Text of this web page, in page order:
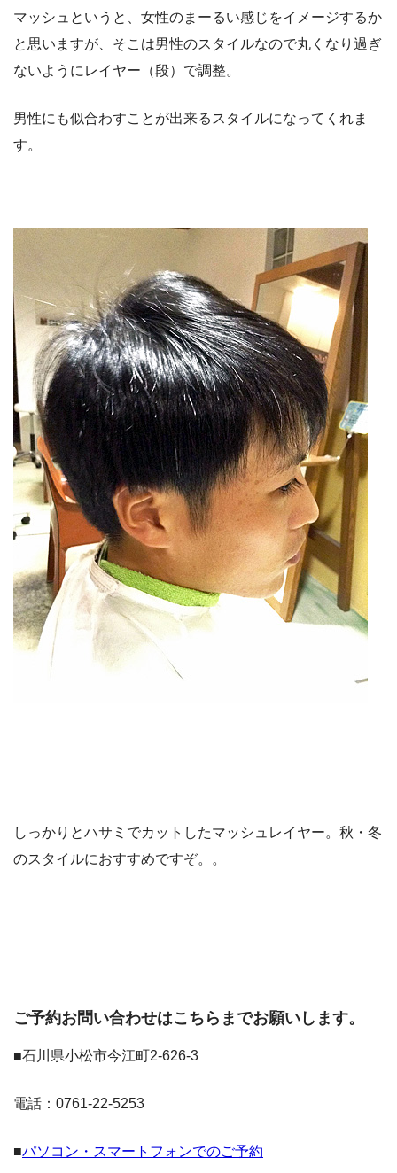
マッシュというと、女性のまーるい感じをイメージするか
と思いますが、そこは男性のスタイルなので丸くなり過ぎ
ないようにレイヤー（段）で調整。
男性にも似合わすことが出来るスタイルになってくれま
す。
しっかりとハサミでカットしたマッシュレイヤー。秋・冬
のスタイルにおすすめですぞ。。
ご予約お問い合わせはこちらまでお願いします。
■石川県小松市今江町2-626-3
電話：0761-22-5253
■パソコン・スマートフォンでのご予約